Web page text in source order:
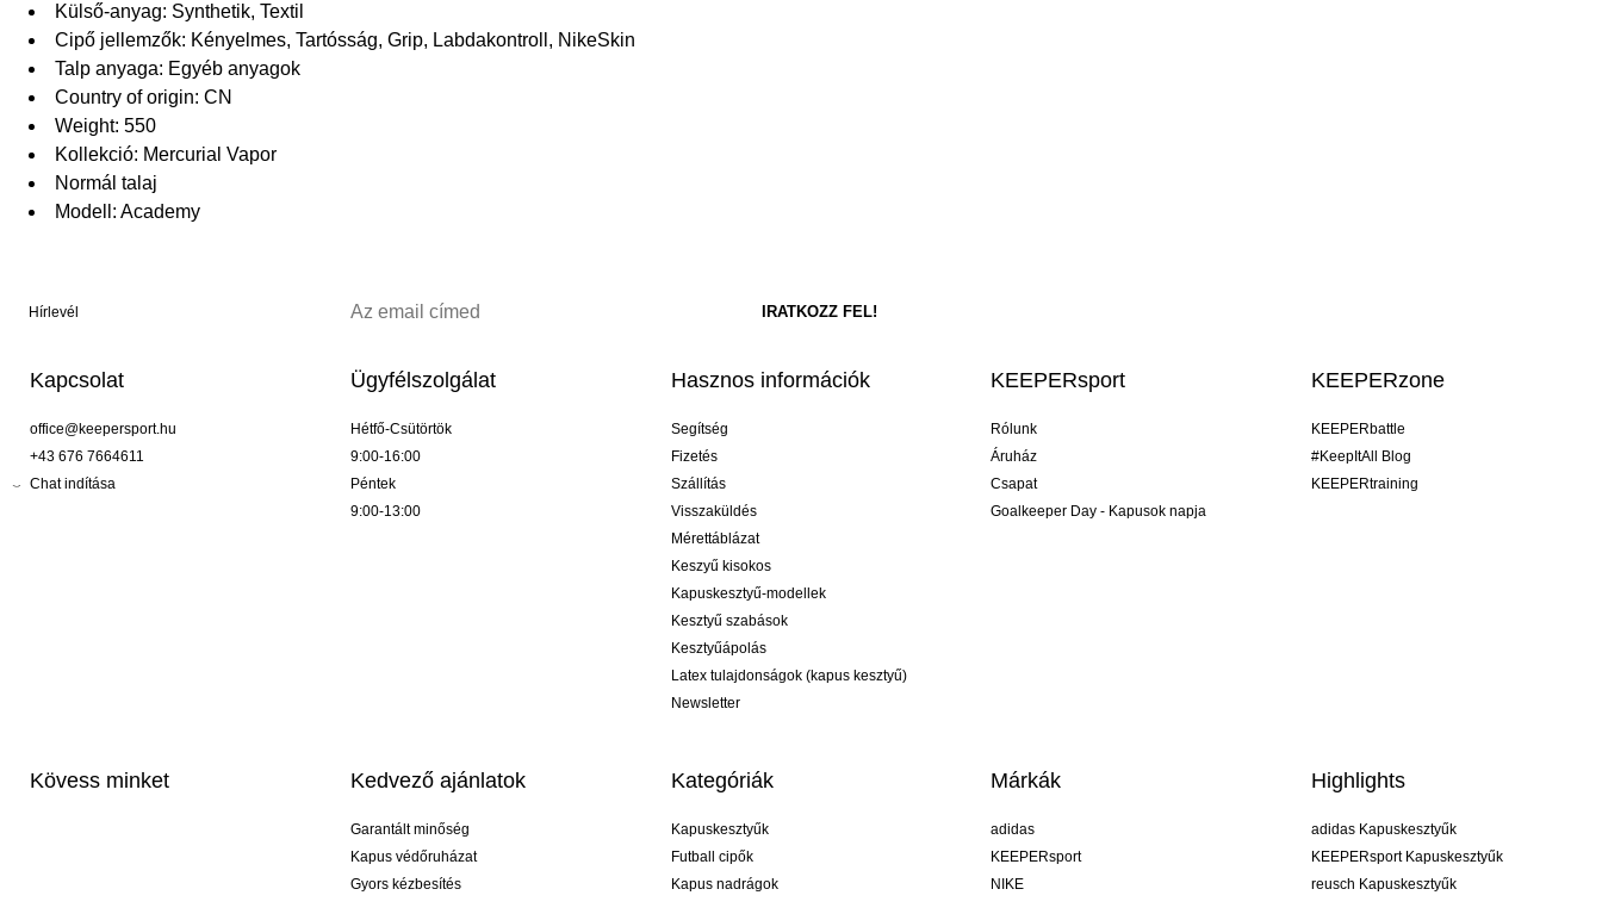
Külső-anyag: Synthetik, Textil
Cipő jellemzők: Kényelmes, Tartósság, Grip, Labdakontroll, NikeSkin
Talp anyaga: Egyéb anyagok
Country of origin: CN
Weight: 550
Kollekció: Mercurial Vapor
Normál talaj
Modell: Academy
Hírlevél
Kapcsolat
office@keepersport.hu
+43 676 7664611
Chat indítása
Ügyfélszolgálat
Hétfő-Csütörtök
9:00-16:00
Péntek
9:00-13:00
Hasznos információk
Segítség
Fizetés
Szállítás
Visszaküldés
Mérettáblázat
Keszyű kisokos
Kapuskesztyű-modellek
Kesztyű szabások
Kesztyűápolás
Latex tulajdonságok (kapus kesztyű)
Newsletter
KEEPERsport
Rólunk
Áruház
Csapat
Goalkeeper Day - Kapusok napja
KEEPERzone
KEEPERbattle
#KeepItAll Blog
KEEPERtraining
Kövess minket Kedvező ajánlatok
Garantált minőség
Kapus védőruházat
Gyors kézbesítés
Kategóriák
Kapuskesztyűk
Futball cipők
Kapus nadrágok
Márkák
adidas
KEEPERsport
NIKE
Highlights
adidas Kapuskesztyűk
KEEPERsport Kapuskesztyűk
reusch Kapuskesztyűk